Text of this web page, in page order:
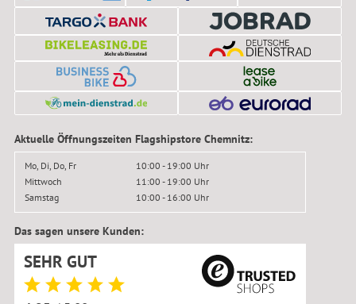
Aktuelle Öffnungszeiten Flagshipstore Chemnitz:
Mo, Di, Do, Fr
10:00 - 19:00 Uhr
Mittwoch
11:00 - 19:00 Uhr
Samstag
10:00 - 16:00 Uhr
Das sagen unsere Kunden:
SEHR GUT